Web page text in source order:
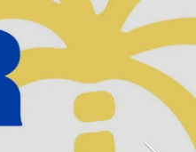
Avanti